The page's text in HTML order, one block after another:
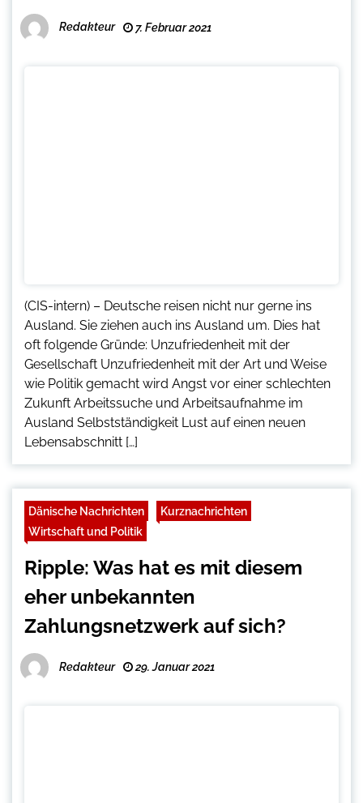
Redakteur 7. Februar 2021
(CIS-intern) – Deutsche reisen nicht nur gerne ins
Ausland. Sie ziehen auch ins Ausland um. Dies hat
oft folgende Gründe: Unzufriedenheit mit der
Gesellschaft Unzufriedenheit mit der Art und Weise
wie Politik gemacht wird Angst vor einer schlechten
Zukunft Arbeitssuche und Arbeitsaufnahme im
Ausland Selbstständigkeit Lust auf einen neuen
Lebensabschnitt […]
Dänische Nachrichten
Kurznachrichten
Wirtschaft und Politik
Ripple: Was hat es mit diesem
eher unbekannten
Zahlungsnetzwerk auf sich?
Redakteur 29. Januar 2021